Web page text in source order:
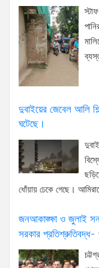
দুবাইয়ের জেবেল আলি
ঘটেছে।
ধোঁয়ায় ঢেকে গেছে।
জনআকাঙ্ক্ষা ও জুলাই
সরকার প্রতিশ্রুতিবদ্ধ-